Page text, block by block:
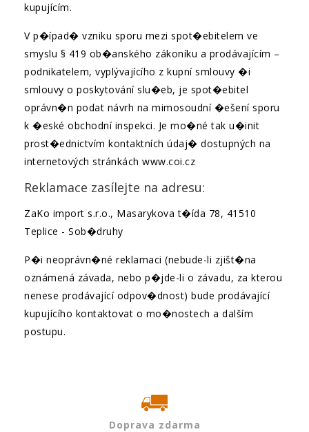
kupujícím.
V p�ípad� vzniku sporu mezi spot�ebitelem ve
smyslu § 419 ob�anského zákoníku a prodávajícím –
podnikatelem, vyplývajícího z kupní smlouvy �i
smlouvy o poskytování slu�eb, je spot�ebitel
oprávn�n podat návrh na mimosoudní �ešení sporu
k �eské obchodní inspekci. Je mo�né tak u�init
prost�ednictvím kontaktních údaj� dostupných na
internetových stránkách www.coi.cz
Reklamace zasílejte na adresu:
ZaKo import s.r.o., Masarykova t�ída 78, 41510
Teplice - Sob�druhy
P�i neoprávn�né reklamaci (nebude-li zjišt�na
oznámená závada, nebo p�jde-li o závadu, za kterou
nenese prodávající odpov�dnost) bude prodávající
kupujícího kontaktovat o mo�nostech a dalším
postupu.
Doprava zdarma